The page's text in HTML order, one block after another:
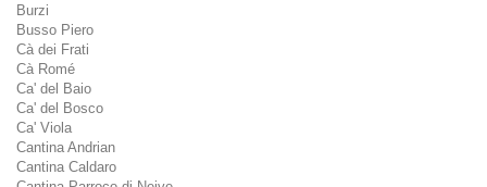
Burzi
Busso Piero
Cà dei Frati
Cà Romé
Ca' del Baio
Ca' del Bosco
Ca' Viola
Cantina Andrian
Cantina Caldaro